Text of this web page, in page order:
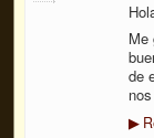
Me
de
▶